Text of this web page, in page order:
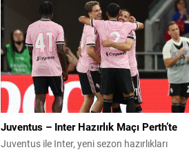
Juventus – Inter Hazırlık Maçı Perth’te
Juventus ile Inter, yeni sezon hazırlıkları